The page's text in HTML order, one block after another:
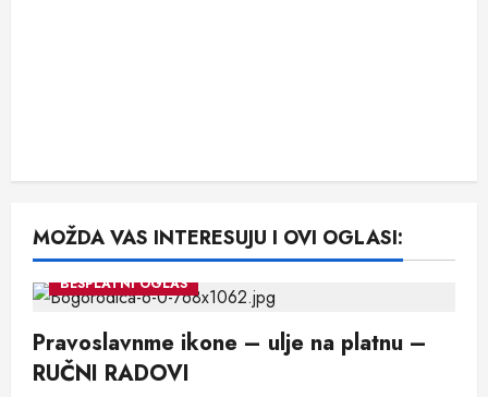
MOŽDA VAS INTERESUJU I OVI OGLASI:
BESPLATNI OGLAS
Pravoslavnme ikone – ulje na platnu –
RUČNI RADOVI